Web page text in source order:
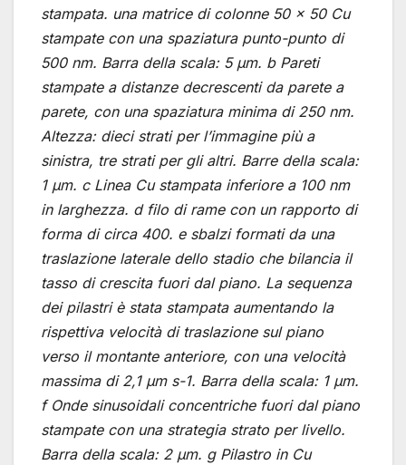
stampata. una matrice di colonne 50 × 50 Cu
stampate con una spaziatura punto-punto di
500 nm. Barra della scala: 5 μm. b Pareti
stampate a distanze decrescenti da parete a
parete, con una spaziatura minima di 250 nm.
Altezza: dieci strati per l’immagine più a
sinistra, tre strati per gli altri. Barre della scala:
1 μm. c Linea Cu stampata inferiore a 100 nm
in larghezza. d filo di rame con un rapporto di
forma di circa 400. e sbalzi formati da una
traslazione laterale dello stadio che bilancia il
tasso di crescita fuori dal piano. La sequenza
dei pilastri è stata stampata aumentando la
rispettiva velocità di traslazione sul piano
verso il montante anteriore, con una velocità
massima di 2,1 μm s-1. Barra della scala: 1 μm.
f Onde sinusoidali concentriche fuori dal piano
stampate con una strategia strato per livello.
Barra della scala: 2 μm. g Pilastro in Cu